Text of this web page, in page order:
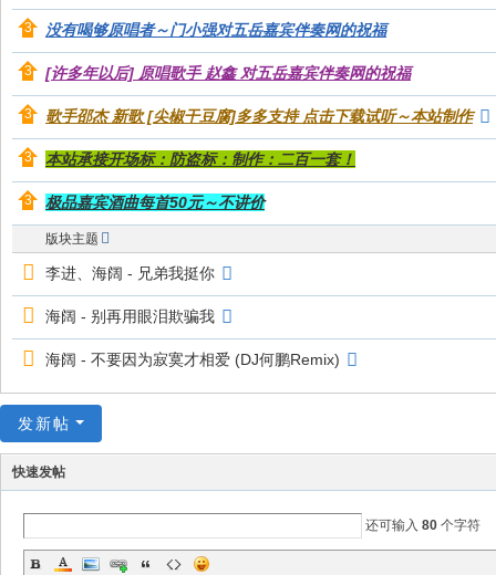
载
没有喝够原唱者～门小强对五岳嘉宾伴奏网的祝福
[许多年以后] 原唱歌手 赵鑫 对五岳嘉宾伴奏网的祝福
歌手邵杰 新歌 [尖椒干豆腐]多多支持 点击下载试听～本站制作
本站承接开场标：防盗标：制作：二百一套！
极品嘉宾酒曲每首50元～不讲价
版块主题
李进、海阔 - 兄弟我挺你
海阔 - 别再用眼泪欺骗我
海阔 - 不要因为寂寞才相爱 (DJ何鹏Remix)
发新帖
快速发帖
还可输入 80 个字符